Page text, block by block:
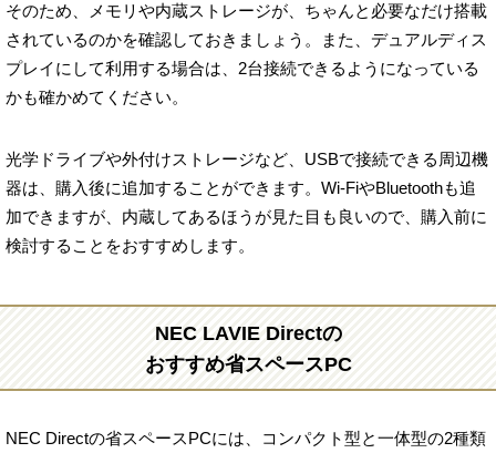
そのため、メモリや内蔵ストレージが、ちゃんと必要なだけ搭載
されているのかを確認しておきましょう。また、デュアルディス
プレイにして利用する場合は、2台接続できるようになっている
かも確かめてください。
光学ドライブや外付けストレージなど、USBで接続できる周辺機
器は、購入後に追加することができます。Wi-FiやBluetoothも追
加できますが、内蔵してあるほうが見た目も良いので、購入前に
検討することをおすすめします。
NEC LAVIE Directの
おすすめ省スペースPC
NEC Directの省スペースPCには、コンパクト型と一体型の2種類